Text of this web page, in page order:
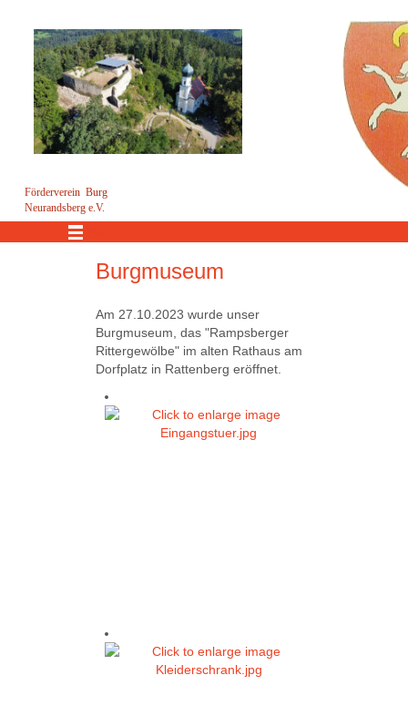
Förderverein Burg
Neurandsberg e.V.
Burgmuseum
Am 27.10.2023 wurde unser
Burgmuseum, das "Rampsberger
Rittergewölbe" im alten Rathaus am
Dorfplatz in Rattenberg eröffnet.